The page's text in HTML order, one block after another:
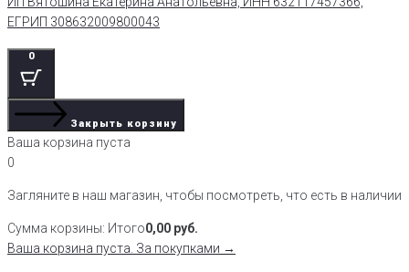
ЕГРИП 308632009800043
0
Закрыть корзину
Ваша корзина пуста
0
Загляните в наш магазин, чтобы посмотреть, что есть в наличии
Сумма корзины: Итого0,00 руб.
Ваша корзина пуста. За покупками →